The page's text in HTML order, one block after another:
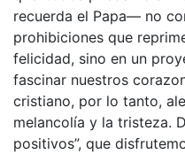
recuerda el Papa— no
prohibiciones que
felicidad, sino en un
fascinar nuestros
cristiano, por lo tanto,
melancolía y la tristeza.
positivos”, que